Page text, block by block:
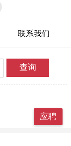
联系我们
查询
应聘